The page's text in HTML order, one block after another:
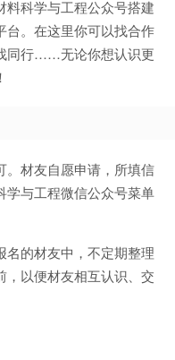
料科学与工程公众号搭建
台。在这里你可以找合作
同行……无论你想认识更
。材友自愿申请，所填信
学与工程微信公众号菜单
名的材友中，不定期整理
，以便材友相互认识、交